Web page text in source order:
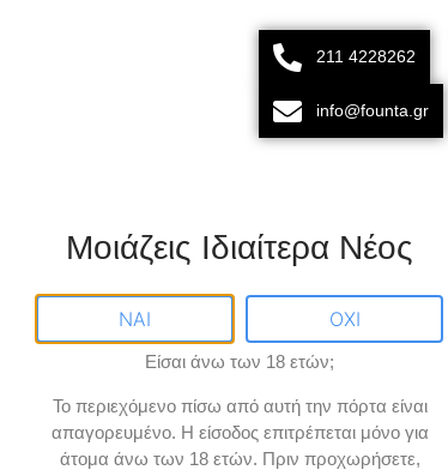
On Demand
Φίλτρα αποτελεσμάτων
211 4228262
info@founta.gr
Μοιάζεις Ιδιαίτερα Νέος
ΝΑΙ ΟΧΙ
Είσαι άνω των 18 ετών;
Το περιεχόμενο πίσω από αυτή την πόρτα είναι
απαγορευμένο. Η είσοδος επιτρέπεται μόνο για
άτομα άνω των 18 ετών. Πριν προχωρήσετε,